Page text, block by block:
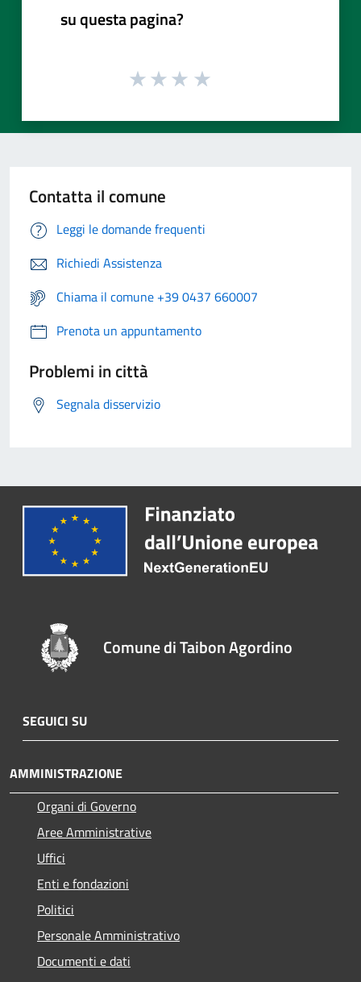
su questa pagina?
Contatta il comune
Leggi le domande frequenti
Richiedi Assistenza
Chiama il comune +39 0437 660007
Prenota un appuntamento
Problemi in città
Segnala disservizio
Comune di Taibon Agordino
SEGUICI SU
AMMINISTRAZIONE
Organi di Governo
Aree Amministrative
Uffici
Enti e fondazioni
Politici
Personale Amministrativo
Documenti e dati